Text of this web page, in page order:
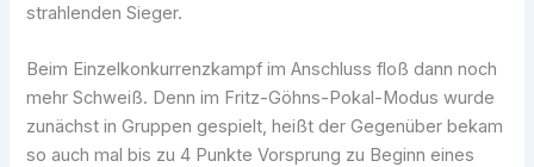
strahlenden Sieger.
Beim Einzelkonkurrenzkampf im Anschluss floß dann noch
mehr Schweiß. Denn im Fritz-Göhns-Pokal-Modus wurde
zunächst in Gruppen gespielt, heißt der Gegenüber bekam
so auch mal bis zu 4 Punkte Vorsprung zu Beginn eines